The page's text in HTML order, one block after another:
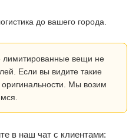
до вашего города.
лимитированные вещи не
Если вы видите такие
Мы возим
в наш чат с клиентами: